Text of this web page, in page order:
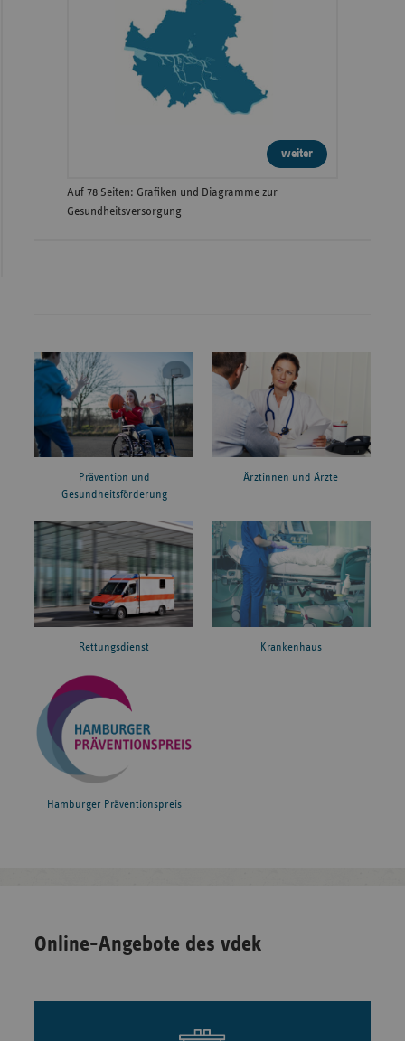
weiter
Auf 78 Seiten: Grafiken und Diagramme zur
Gesundheitsversorgung
Prävention und
Gesundheitsförderung
Ärztinnen und Ärzte
Rettungsdienst Krankenhaus
Hamburger Präventionspreis
Online-Angebote des vdek